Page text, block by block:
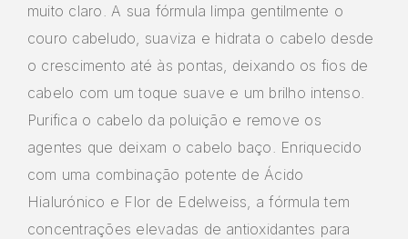
muito claro. A sua fórmula limpa gentilmente o
couro cabeludo, suaviza e hidrata o cabelo desde
o crescimento até às pontas, deixando os fios de
cabelo com um toque suave e um brilho intenso.
Purifica o cabelo da poluição e remove os
agentes que deixam o cabelo baço. Enriquecido
com uma combinação potente de Ácido
Hialurónico e Flor de Edelweiss, a fórmula tem
concentrações elevadas de antioxidantes para